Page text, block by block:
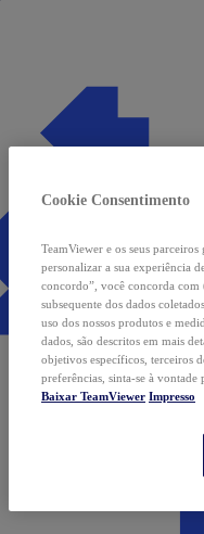
Cookie Consentimento
TeamViewer e os seus
personalizar a sua experiência
concordo”, você concorda com
subsequente dos dados
uso dos nossos produtos e
dados, são descritos em mais
objetivos específicos, terceiros
preferências, sinta-se à vontade
Baixar TeamViewer Impresso